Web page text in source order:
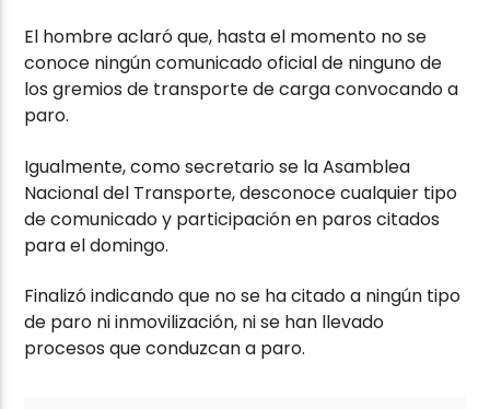
El hombre aclaró que, hasta el momento no se
conoce ningún comunicado oficial de ninguno de
los gremios de transporte de carga convocando a
paro.
Igualmente, como secretario se la Asamblea
Nacional del Transporte, desconoce cualquier tipo
de comunicado y participación en paros citados
para el domingo.
Finalizó indicando que no se ha citado a ningún tipo
de paro ni inmovilización, ni se han llevado
procesos que conduzcan a paro.